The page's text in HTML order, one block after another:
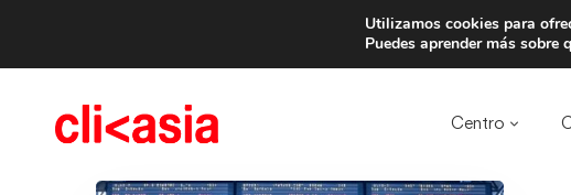
Trae a un
Centro
Utilizamos cookies para
Puedes aprender más